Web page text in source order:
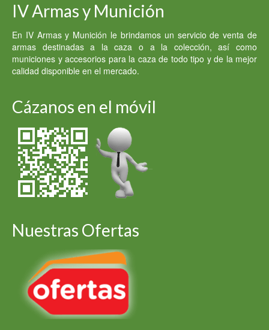
IV Armas y Munición
En IV Armas y Munición le brindamos un servicio de venta de
armas destinadas a la caza o a la colección, así como
municiones y accesorios para la caza de todo tipo y de la mejor
calidad disponible en el mercado.
Cázanos en el móvil
Nuestras Ofertas